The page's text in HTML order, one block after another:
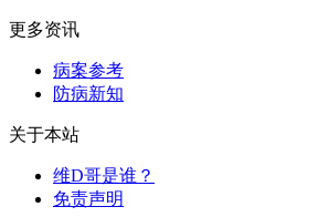
更多资讯
病案参考
防病新知
关于本站
维D哥是谁？
免责声明